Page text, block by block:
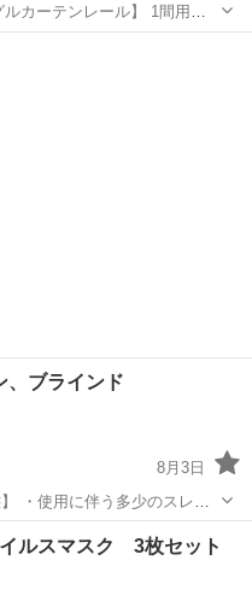
カーテンレール】 1間用
品・未開封品》 ◉普通の
、ブラインド
8月3日
・詳細は現地でご確認くだ
承願います ※中古品のため、
ド ブラインド
ルスマスク 3枚セット